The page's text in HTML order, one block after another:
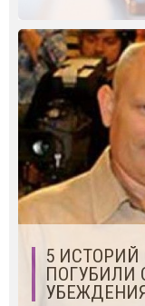
5
ПОГУБИЛИ